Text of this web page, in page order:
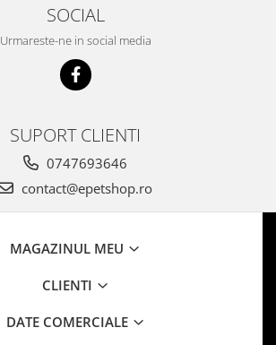
SOCIAL
Urmareste-ne in social media
SUPORT CLIENTI
0747693646
contact@epetshop.ro
MAGAZINUL MEU
CLIENTI
DATE COMERCIALE